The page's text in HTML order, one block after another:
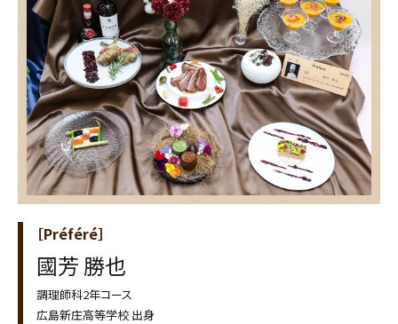
［Préféré］
國芳 勝也
調理師科2年コース
広島新庄高等学校 出身